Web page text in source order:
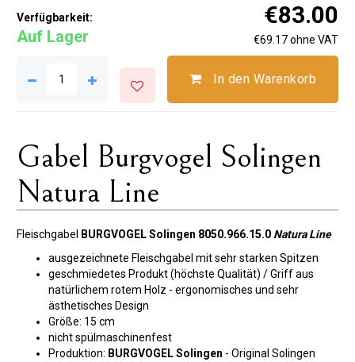
Verfügbarkeit:
Auf Lager
€83.00
€69.17 ohne VAT
In den Warenkorb
Gabel Burgvogel Solingen
Natura Line
Fleischgabel BURGVOGEL Solingen 8050.966.15.0 Natura Line
ausgezeichnete Fleischgabel mit sehr starken Spitzen
geschmiedetes Produkt (höchste Qualität) / Griff aus
natürlichem rotem Holz - ergonomisches und sehr
ästhetisches Design
Größe: 15 cm
nicht spülmaschinenfest
Produktion: BURGVOGEL Solingen - Original Solingen